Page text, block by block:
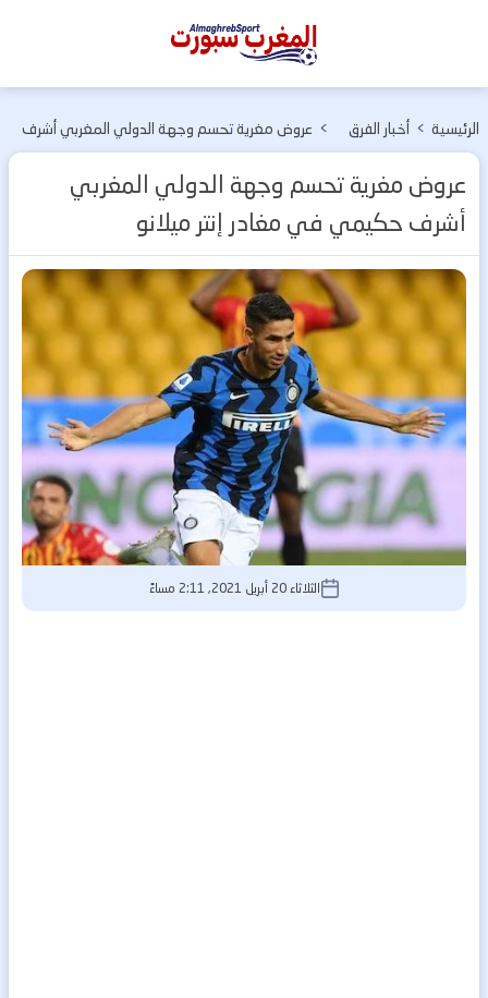
المغرب
الرئيسية > أخبار الفرق
> عروض مغرية تحسم وجهة الدولي المغربي أشرف
عروض مغرية تحسم وجهة الدولي المغربي
أشرف حكيمي في مغادر إنتر ميلانو
الثلاثاء 20 أبريل 2021, 2:11 مساءً